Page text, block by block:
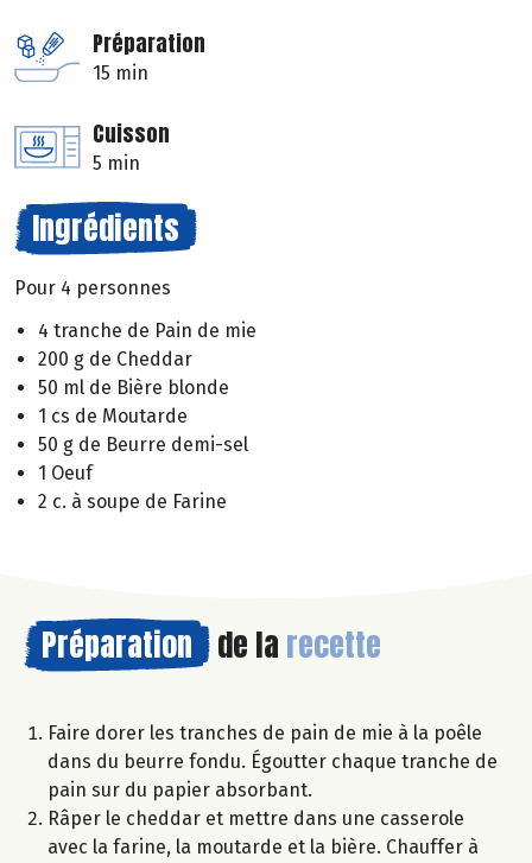
Préparation
15 min
Cuisson
5 min
Ingrédients
Pour 4 personnes
4 tranche de Pain de mie
200 g de Cheddar
50 ml de Bière blonde
1 cs de Moutarde
50 g de Beurre demi-sel
1 Oeuf
2 c. à soupe de Farine
Préparation de la recette
Faire dorer les tranches de pain de mie à la poêle
dans du beurre fondu. Égoutter chaque tranche de
pain sur du papier absorbant.
Râper le cheddar et mettre dans une casserole
avec la farine, la moutarde et la bière. Chauffer à